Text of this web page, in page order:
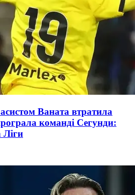
Ваната втратила
команді Сегунди:
Ліги